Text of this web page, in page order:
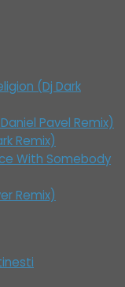
(Dj Dark
Pavel Remix)
Remix)
With Somebody
Remix)